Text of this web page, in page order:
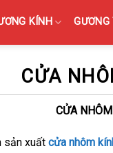
KÍNH GƯƠNG
CỬA
CỬA
sản xuất cửa nhôm